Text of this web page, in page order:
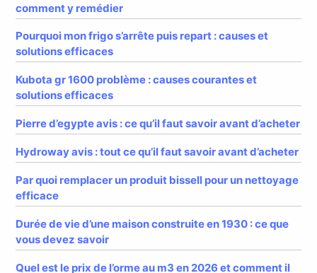
comment y remédier
Pourquoi mon frigo s’arrête puis repart : causes et
solutions efficaces
Kubota gr 1600 problème : causes courantes et
solutions efficaces
Pierre d’egypte avis : ce qu’il faut savoir avant d’acheter
Hydroway avis : tout ce qu’il faut savoir avant d’acheter
Par quoi remplacer un produit bissell pour un nettoyage
efficace
Durée de vie d’une maison construite en 1930 : ce que
vous devez savoir
Quel est le prix de l’orme au m3 en 2026 et comment il